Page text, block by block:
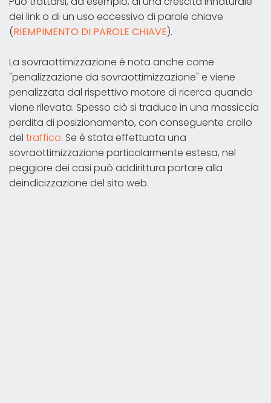
dei link o di un uso eccessivo di parole chiave
(RIEMPIMENTO DI PAROLE CHIAVE).
La sovraottimizzazione è nota anche come
"penalizzazione da sovraottimizzazione" e viene
penalizzata dal rispettivo motore di ricerca quando
viene rilevata. Spesso ciò si traduce in una massiccia
perdita di posizionamento, con conseguente crollo
del traffico. Se è stata effettuata una
sovraottimizzazione particolarmente estesa, nel
peggiore dei casi può addirittura portare alla
deindicizzazione del sito web.